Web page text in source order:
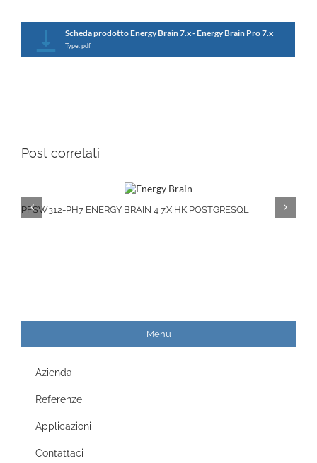
Scheda prodotto Energy Brain 7.x - Energy Brain Pro 7.x
Type: pdf
Post correlati
PFSW312-PH7 ENERGY BRAIN 4 7.X HK POSTGRESQL
Menu
Azienda
Referenze
Applicazioni
Contattaci